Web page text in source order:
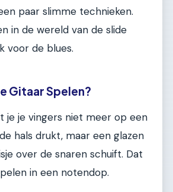
paar slimme technieken.
in de wereld van de slide
voor de blues.
Gitaar Spelen?
je je vingers niet meer op een
hals drukt, maar een glazen
over de snaren schuift. Dat
in een notendop.